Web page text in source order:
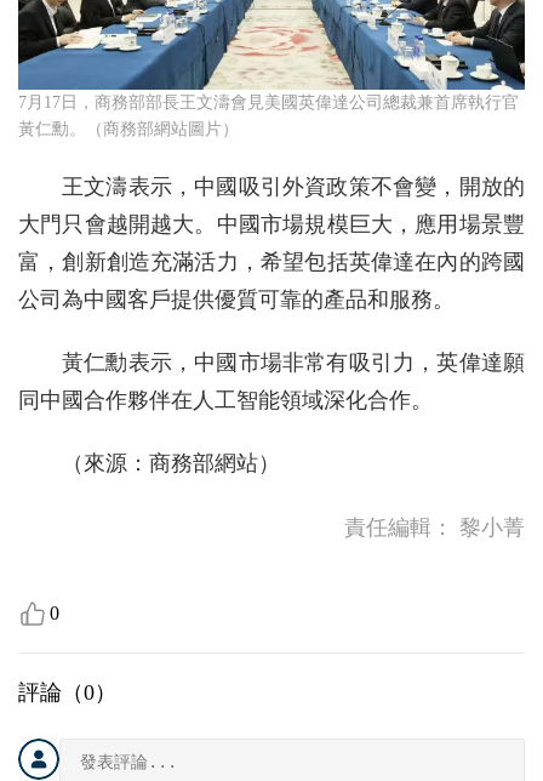
7月17日，商務部部長王文濤會見美國英偉達公司總裁兼首席執行官
黃仁勳。（商務部網站圖片）
王文濤表示，中國吸引外資政策不會變，開放的
大門只會越開越大。中國市場規模巨大，應用場景豐
富，創新創造充滿活力，希望包括英偉達在內的跨國
公司為中國客戶提供優質可靠的產品和服務。
黃仁勳表示，中國市場非常有吸引力，英偉達願
同中國合作夥伴在人工智能領域深化合作。
（來源：商務部網站）
責任編輯： 黎小菁
0
評論（0）